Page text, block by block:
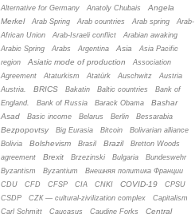
Alternative for Germany
Anatoly Chubais
Angela
Merkel
Arab Spring Arab countries Arab spring
Arab-
African Union
Arab-Israeli conflict
Arabian awaking
Arabic Spring
Arabs Argentina Asia
Asia Pacific
region
Asiatic mode of production
Association
Agreement
Ataturkism Atatürk Auschwitz
Austria
Austria.
BRICS Bakatin Baltic countries
Bank of
England.
Bank of Russia Barack Obama
Bashar
Asad
Basic income Belarus Berlin Bessarabia
Bezpopovtsy Big Eurasia Bitcoin
Bolivarian alliance
Bolivia
Bolshevism Brasil Brazil
Bretton Woods
agreement
Brexit Brzezinski Bulgaria
Bundeswehr
Byzantism
Byzantium
Bнешняя политика Франции
CDU
CFD CFSP CIA CNKI COVID-19
CPSU
CSDP
CZК — cultural-zivilization complex
Capitalism
Carl Schmitt
Caucasus Caudine Forks
Central